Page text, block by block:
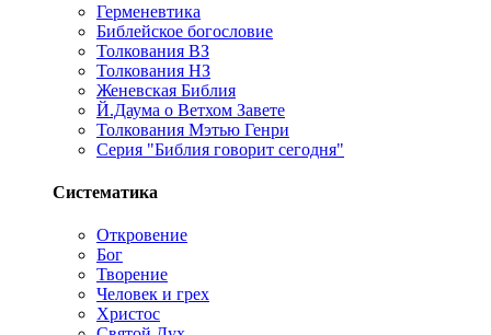
Герменевтика
Библейское богословие
Толкования ВЗ
Толкования НЗ
Женевская Библия
Й.Даума о Ветхом Завете
Толкования Мэтью Генри
Серия "Библия говорит сегодня"
Систематика
Откровение
Бог
Творение
Человек и грех
Христос